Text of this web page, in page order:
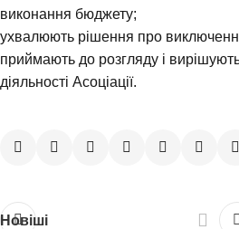
виконання бюджету;
ухвалюють рішення про виключення
приймають до розгляду i вирішують
діяльності Асоціації.
Новіші